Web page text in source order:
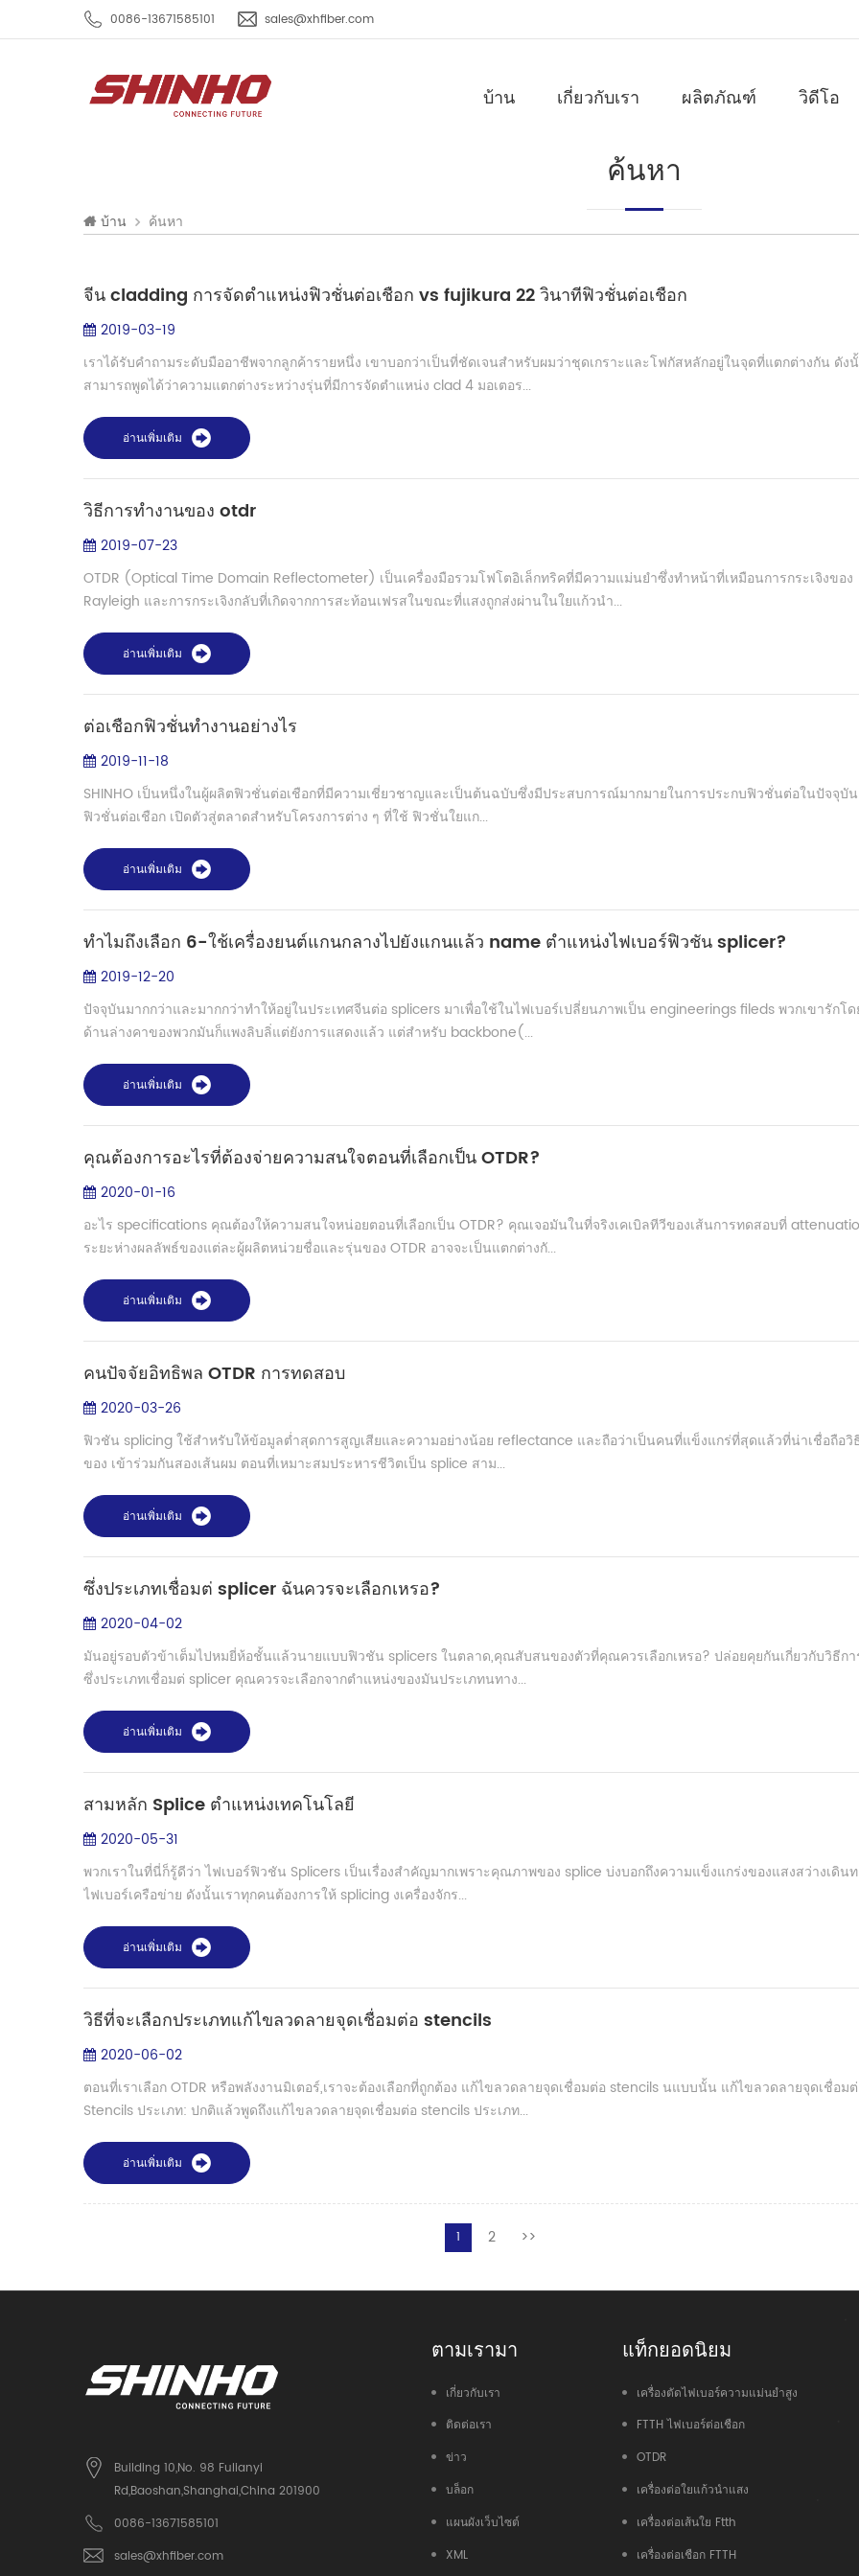
0086-13671585101 sales@xhfiber.com
บ้าน เกี่ยวกับเรา ผลิตภัณฑ์ วิดีโอ
ค้นหา
บ้าน ค้นหา
จีน cladding การจัดตำแหน่งฟิวชั่นต่อเชือก vs fujikura 22 วินาทีฟิวชั่นต่อเชือก
2019-03-19
เราได้รับคำถามระดับมืออาชีพจากลูกค้ารายหนึ่ง เขาบอกว่าเป็นที่ชัดเจนสำหรับผมว่าชุดเกราะและโฟกัสหลักอยู่ในจุดที่แตกต่างกัน ดัง
สามารถพูดได้ว่าความแตกต่างระหว่างรุ่นที่มีการจัดตำแหน่ง clad 4 มอเตอร...
อ่านเพิ่มเติม
วิธีการทำงานของ otdr
2019-07-23
OTDR (Optical Time Domain Reflectometer) เป็นเครื่องมือรวมโฟโตอิเล็กทริคที่มีความแม่นยำซึ่งทำหน้าที่เหมือนการกระเจิงของ
Rayleigh และการกระเจิงกลับที่เกิดจากการสะท้อนเฟรสในขณะที่แสงถูกส่งผ่านในใยแก้วนำ...
อ่านเพิ่มเติม
ต่อเชือกฟิวชั่นทำงานอย่างไร
2019-11-18
SHINHO เป็นหนึ่งในผู้ผลิตฟิวชั่นต่อเชือกที่มีความเชี่ยวชาญและเป็นต้นฉบับซึ่งมีประสบการณ์มากมายในการประกบฟิวชั่นต่อในปัจจุบั
ฟิวชั่นต่อเชือก เปิดตัวสู่ตลาดสำหรับโครงการต่าง ๆ ที่ใช้ ฟิวชั่นใยแก...
อ่านเพิ่มเติม
ทำไมถึงเลือก 6-ใช้เครื่องยนต์แกนกลางไปยังแกนแล้ว name ตำแหน่งไฟเบอร์ฟิวชัน splicer?
2019-12-20
ปัจจุบันมากกว่าและมากกว่าทำให้อยู่ในประเทศจีนต่อ splicers มาเพื่อใช้ในไฟเบอร์เปลี่ยนภาพเป็น engineerings fileds พวกเขารักโ
ด้านล่างคาของพวกมันก็แพงลิบลิ่แต่ยังการแสดงแล้ว แต่สำหรับ backbone(...
อ่านเพิ่มเติม
คุณต้องการอะไรที่ต้องจ่ายความสนใจตอนที่เลือกเป็น OTDR?
2020-01-16
อะไร specifications คุณต้องให้ความสนใจหน่อยตอนที่เลือกเป็น OTDR? คุณเจอมันในที่จริงเคเบิลทีวีของเส้นการทดสอบที่
ระยะห่างผลลัพธ์ของแต่ละผู้ผลิตหน่วยชื่อและรุ่นของ OTDR อาจจะเป็นแตกต่างกั...
อ่านเพิ่มเติม
คนปัจจัยอิทธิพล OTDR การทดสอบ
2020-03-26
ฟิวชัน splicing ใช้สำหรับให้ข้อมูลต่ำสุดการสูญเสียและความอย่างน้อย reflectance และถือว่าเป็นคนที่แข็งแกร่ที่สุดแล้วที่น่าเชื่อถือวิ
ของ เข้าร่วมกันสองเส้นผม ตอนที่เหมาะสมประหารชีวิตเป็น splice สาม...
อ่านเพิ่มเติม
ซึ่งประเภทเชื่อมต่ splicer ฉันควรจะเลือกเหรอ?
2020-04-02
มันอยู่รอบตัวข้าเต็มไปหมยี่ห้อชั้นแล้วนายแบบฟิวชัน splicers ในตลาด,คุณสับสนของตัวที่คุณควรเลือกเหรอ? ปล่อยคุยกันเกี่ยวกับวิธีก
ซึ่งประเภทเชื่อมต่ splicer คุณควรจะเลือกจากตำแหน่งของมันประเภทนทาง...
อ่านเพิ่มเติม
สามหลัก Splice ตำแหน่งเทคโนโลยี
2020-05-31
พวกเราในที่นี่ก็รู้ดีว่า ไฟเบอร์ฟิวชัน Splicers เป็นเรื่องสำคัญมากเพราะคุณภาพของ splice บ่งบอกถึงความแข็งแกร่งของแสงสว่างเดิน
ไฟเบอร์เครือข่าย ดังนั้นเราทุกคนต้องการให้ splicing งเครื่องจักร...
อ่านเพิ่มเติม
วิธีที่จะเลือกประเภทแก้ไขลวดลายจุดเชื่อมต่อ stencils
2020-06-02
ตอนที่เราเลือก OTDR หรือพลังงานมิเตอร์,เราจะต้องเลือกที่ถูกต้อง แก้ไขลวดลายจุดเชื่อมต่อ stencils นแบบนั้น แก้ไขลวดลายจุดเชื่อม
Stencils ประเภท: ปกติแล้วพูดถึงแก้ไขลวดลายจุดเชื่อมต่อ stencils ประเภท...
อ่านเพิ่มเติม
1 2 >>
Building 10,No. 98 Fulianyi
Rd,Baoshan,Shanghai,China 201900
0086-13671585101
sales@xhfiber.com
ตามเรามา
เกี่ยวกับเรา
ติดต่อเรา
ข่าว
บล็อก
แผนผังเว็บไซต์
XML
แท็กยอดนิยม
เครื่องตัดไฟเบอร์ความแม่นยำสูง
FTTH ไฟเบอร์ต่อเชือก
OTDR
เครื่องต่อใยแก้วนำแสง
เครื่องต่อเส้นใย Ftth
เครื่องต่อเชือก FTTH